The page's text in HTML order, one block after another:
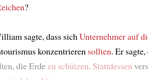
?
sagte, dass sich Unternehmerauf
konzentrieren sollten. Er
die Erde zu schützen. Stattdessen